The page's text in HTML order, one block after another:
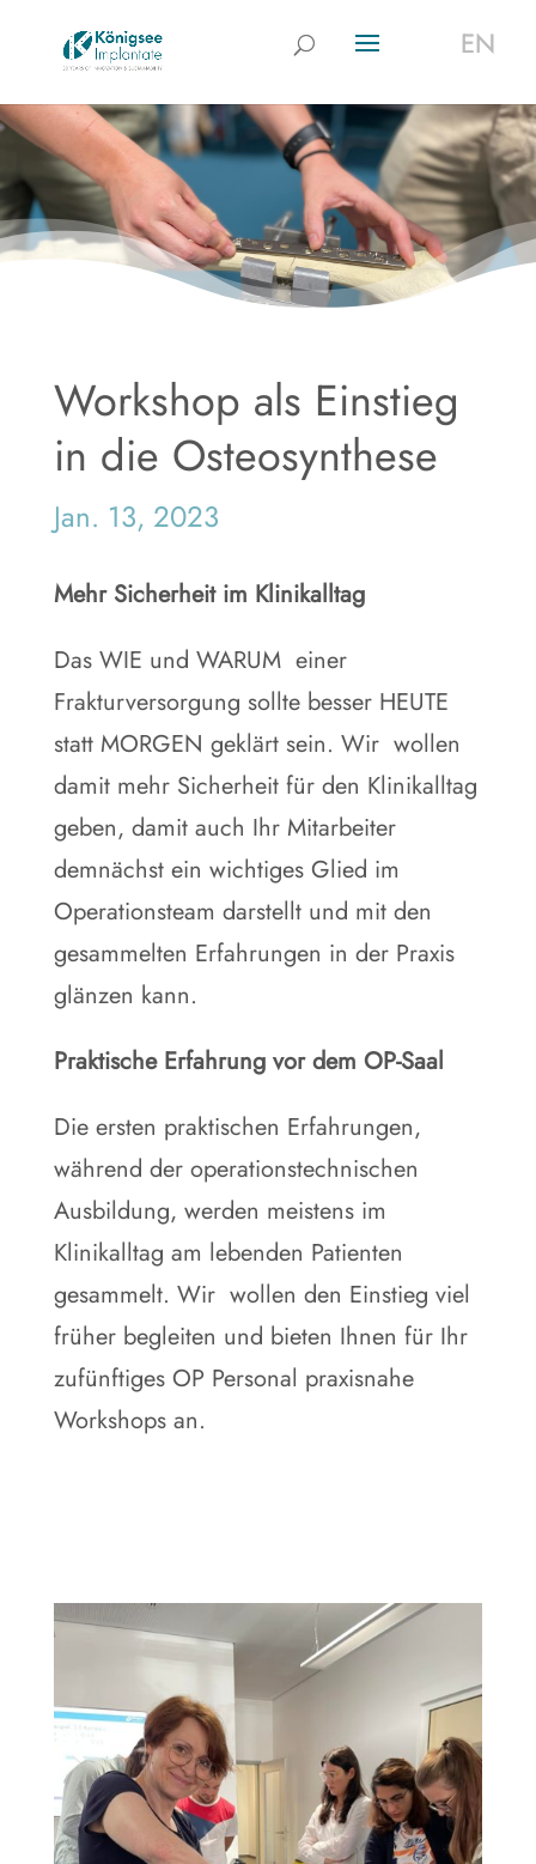
EN
EN
Workshop als Einstieg
in die Osteosynthese
Jan. 13, 2023
Mehr Sicherheit im Klinikalltag
Das WIE und WARUM einer
Frakturversorgung sollte besser HEUTE
statt MORGEN geklärt sein. Wir wollen
damit mehr Sicherheit für den Klinikalltag
geben, damit auch Ihr Mitarbeiter
demnächst ein wichtiges Glied im
Operationsteam darstellt und mit den
gesammelten Erfahrungen in der Praxis
glänzen kann.
Praktische Erfahrung vor dem OP-Saal
Die ersten praktischen Erfahrungen,
während der operationstechnischen
Ausbildung, werden meistens im
Klinikalltag am lebenden Patienten
gesammelt. Wir wollen den Einstieg viel
früher begleiten und bieten Ihnen für Ihr
zufünftiges OP Personal praxisnahe
Workshops an.